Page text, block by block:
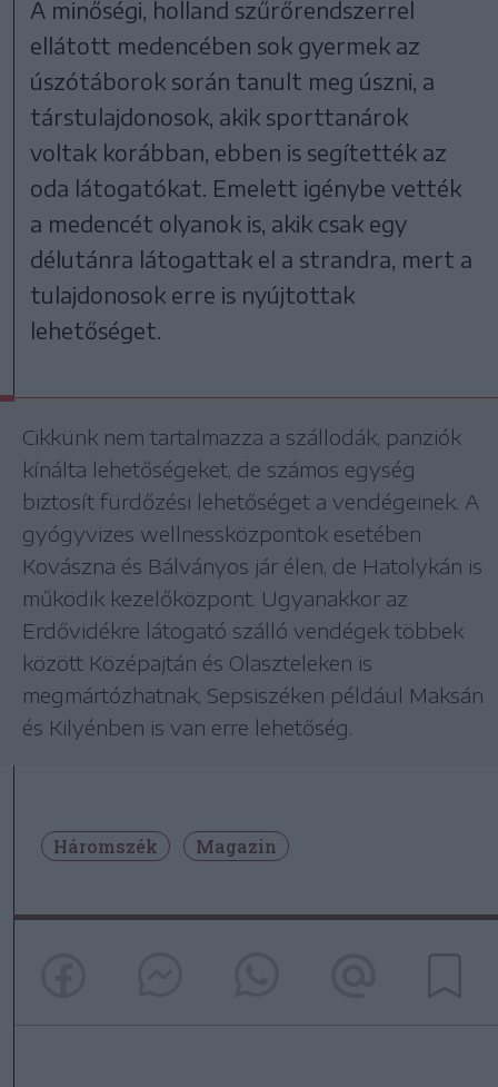
A minőségi, holland szűrőrendszerrel
ellátott medencében sok gyermek az
úszótáborok során tanult meg úszni, a
társtulajdonosok, akik sporttanárok
voltak korábban, ebben is segítették az
oda látogatókat. Emelett igénybe vették
a medencét olyanok is, akik csak egy
délutánra látogattak el a strandra, mert a
tulajdonosok erre is nyújtottak
lehetőséget.
Cikkünk nem tartalmazza a szállodák, panziók
kínálta lehetőségeket, de számos egység
biztosít fürdőzési lehetőséget a vendégeinek. A
gyógyvizes wellnessközpontok esetében
Kovászna és Bálványos jár élen, de Hatolykán is
működik kezelőközpont. Ugyanakkor az
Erdővidékre látogató szálló vendégek többek
között Középajtán és Olaszteleken is
megmártózhatnak, Sepsiszéken például Maksán
és Kilyénben is van erre lehetőség.
Háromszék Magazin